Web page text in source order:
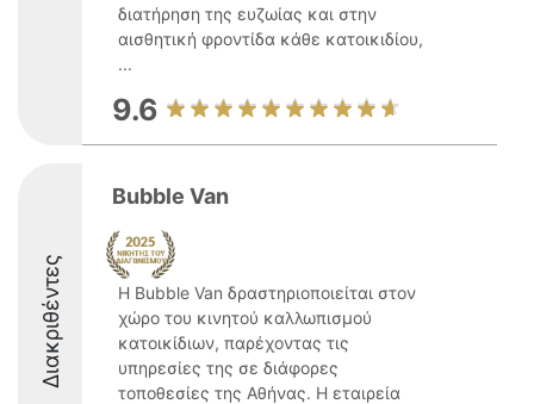
διατήρηση της ευζωίας και στην
αισθητική φροντίδα κάθε κατοικιδίου,
...
9.6
Διακριθέντες
Bubble Van
Η Bubble Van δραστηριοποιείται στον
χώρο του κινητού καλλωπισμού
κατοικίδιων, παρέχοντας τις
υπηρεσίες της σε διάφορες
τοποθεσίες της Αθήνας. Η εταιρεία